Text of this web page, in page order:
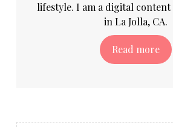
lifestyle. I am a digital content
in La Jolla, CA.
Read more